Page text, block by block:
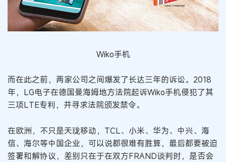
Wiko手机
而在此之前，两家公司之间爆发了长达三年的诉讼。2018
年，LG电子在德国曼海姆地方法院起诉Wiko手机侵犯了其
三项LTE专利，并寻求法院颁发禁令。
在欧洲，不只是天珑移动，TCL、小米、华为、中兴、海
信、海尔等中国企业，可以说都很难有胜算，最后都要被迫
签署和解协议，差别只在于在双方FRAND谈判时，是否会